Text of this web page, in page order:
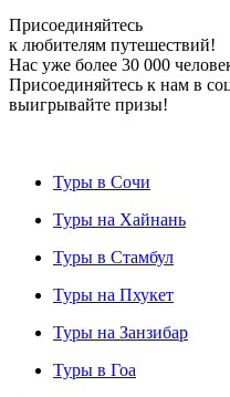
Присоединяйтесь
к любителям путешествий!
Нас уже более 30 000
Присоединяйтесь к нам в
выигрывайте призы!
Туры в Сочи
Туры на Хайнань
Туры в Стамбул
Туры на Пхукет
Туры на Занзибар
Туры в Гоа